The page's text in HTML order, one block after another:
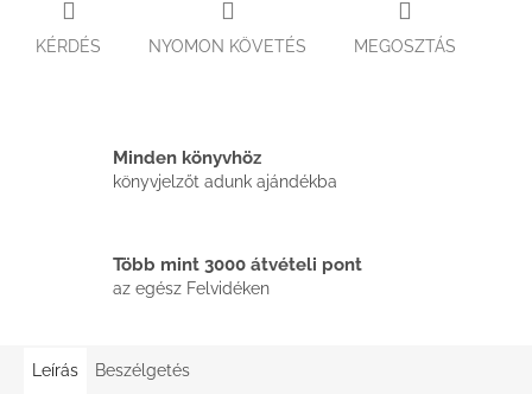
KÉRDÉS NYOMON KÖVETÉS MEGOSZTÁS
Minden könyvhöz
könyvjelzőt adunk ajándékba
Több mint 3000 átvételi pont
az egész Felvidéken
Leírás Beszélgetés